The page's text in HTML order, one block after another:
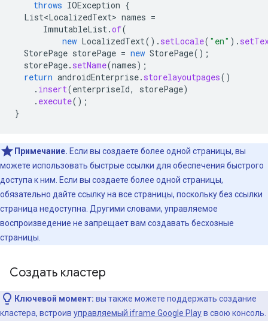
throws IOException {
List<LocalizedText> names =
ImmutableList .of(
new LocalizedText(). setLocale( "en" ).
StorePage storePage = new StorePage();
storePage. setName(names);
return androidEnterprise. storelayoutpages()
. insert(enterpriseId, storePage)
. execute();
}
Примечание. Если вы создаете более одной страницы, вы
можете использовать быстрые ссылки для обеспечения быстрого
доступа к ним. Если вы создаете более одной страницы,
обязательно дайте ссылку на все страницы, поскольку без ссылки
страница недоступна. Другими словами, управляемое
воспроизведение не запрещает вам создавать бесхозные
страницы.
Создать кластер
Ключевой момент: вы также можете поддержать создание
кластера, встроив управляемый iframe Google Playв свою консоль.